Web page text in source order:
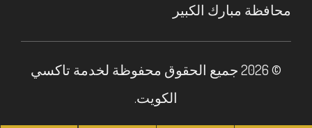
محافظة مبارك الكبير
© 2026 جميع الحقوق محفوظة لخدمة تاكسي
الكويت.